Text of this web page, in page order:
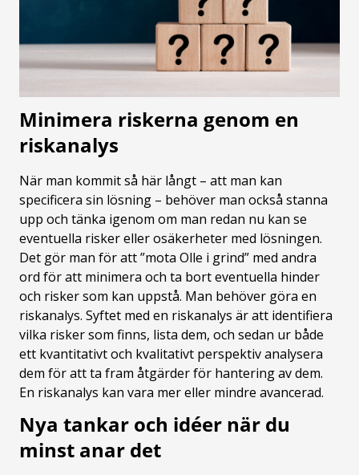
Minimera riskerna genom en
riskanalys
När man kommit så här långt – att man kan
specificera sin lösning – behöver man också stanna
upp och tänka igenom om man redan nu kan se
eventuella risker eller osäkerheter med lösningen.
Det gör man för att ”mota Olle i grind” med andra
ord för att minimera och ta bort eventuella hinder
och risker som kan uppstå. Man behöver göra en
riskanalys. Syftet med en riskanalys är att identifiera
vilka risker som finns, lista dem, och sedan ur både
ett kvantitativt och kvalitativt perspektiv analysera
dem för att ta fram åtgärder för hantering av dem.
En riskanalys kan vara mer eller mindre avancerad.
Nya tankar och idéer när du
minst anar det